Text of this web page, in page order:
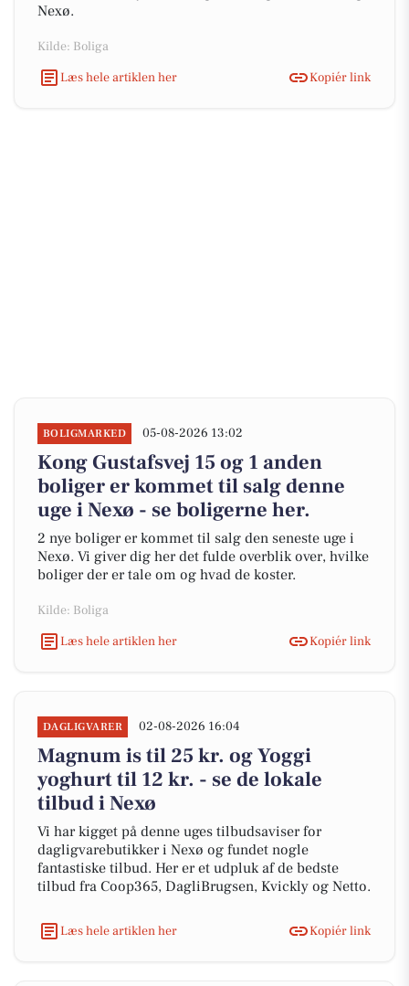
Nexø.
Kilde: Boliga
Læs hele artiklen her
Kopiér link
BOLIGMARKED 05-08-2026 13:02
Kong Gustafsvej 15 og 1 anden
boliger er kommet til salg denne
uge i Nexø - se boligerne her.
2 nye boliger er kommet til salg den seneste uge i
Nexø. Vi giver dig her det fulde overblik over, hvilke
boliger der er tale om og hvad de koster.
Kilde: Boliga
Læs hele artiklen her
Kopiér link
DAGLIGVARER 02-08-2026 16:04
Magnum is til 25 kr. og Yoggi
yoghurt til 12 kr. - se de lokale
tilbud i Nexø
Vi har kigget på denne uges tilbudsaviser for
dagligvarebutikker i Nexø og fundet nogle
fantastiske tilbud. Her er et udpluk af de bedste
tilbud fra Coop365, DagliBrugsen, Kvickly og Netto.
Læs hele artiklen her Kopiér link